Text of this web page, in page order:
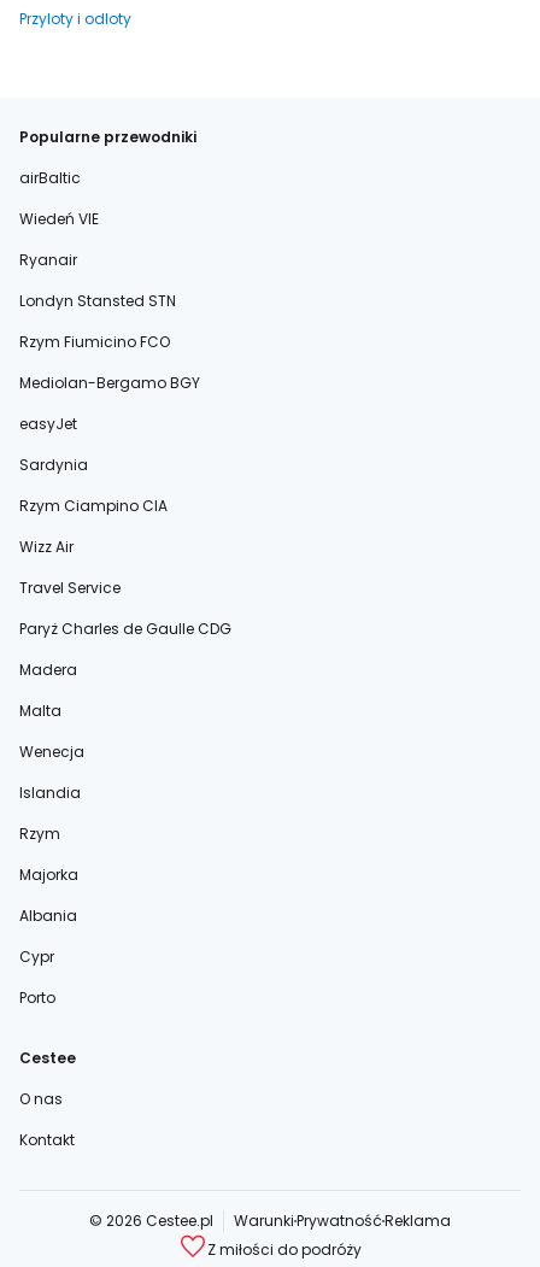
Przyloty i odloty
Popularne przewodniki
airBaltic
Wiedeń VIE
Ryanair
Londyn Stansted STN
Rzym Fiumicino FCO
Mediolan-Bergamo BGY
easyJet
Sardynia
Rzym Ciampino CIA
Wizz Air
Travel Service
Paryż Charles de Gaulle CDG
Madera
Malta
Wenecja
Islandia
Rzym
Majorka
Albania
Cypr
Porto
Cestee
O nas
Kontakt
© 2026 Cestee.pl WarunkiPrywatnośćReklama
Z miłości do podróży